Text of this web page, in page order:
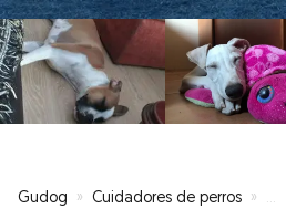
Gudog » Cuidadores de perros »